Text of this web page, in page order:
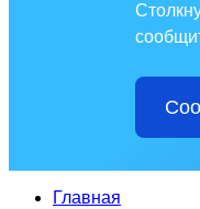
Главная